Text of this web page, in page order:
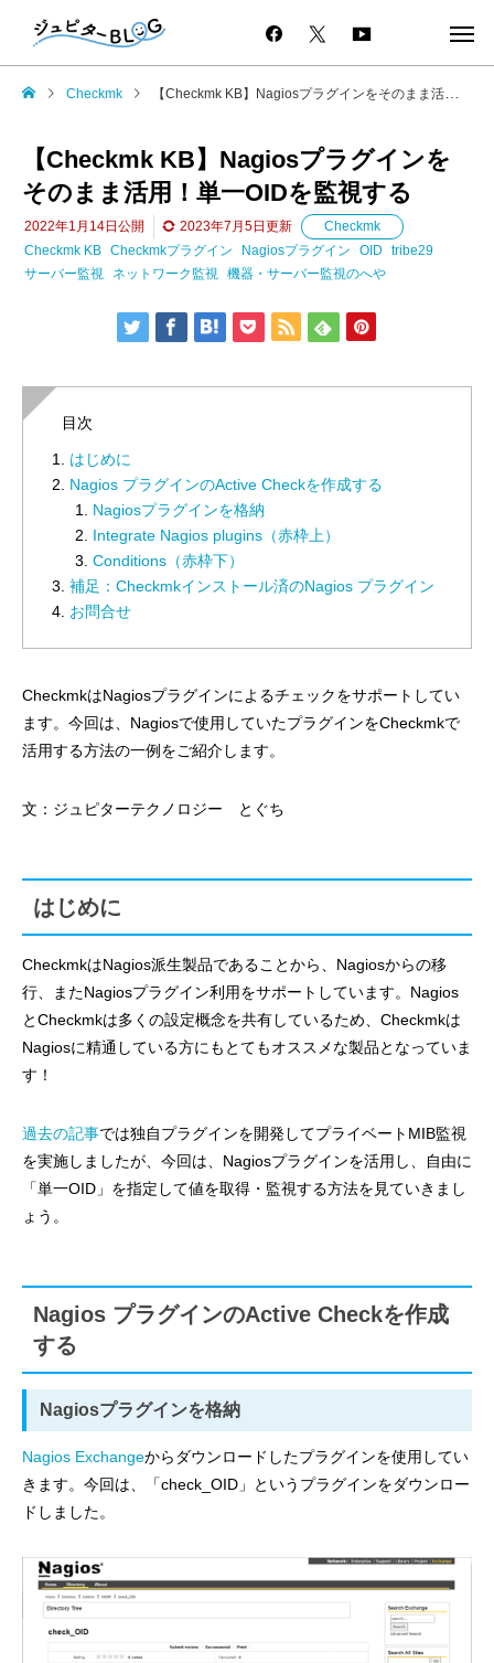
Checkmk 【Checkmk KB】Nagiosプラグインをそのまま活用！単一OIDを監視する
【Checkmk KB】Nagiosプラグインを
そのまま活用！単一OIDを監視する
2022年1月14日 公開 2023年7月5日 更新
Checkmk
Checkmk KB Checkmkプラグイン Nagiosプラグイン OID
tribe29
サーバー監視
ネットワーク監視 機器・サーバー監視のへや
目次
はじめに
Nagios プラグインのActive Checkを作成する
Nagiosプラグインを格納
Integrate Nagios plugins（赤枠上）
Conditions（赤枠下）
補足：Checkmkインストール済のNagios プラグイン
お問合せ
CheckmkはNagiosプラグインによるチェックをサポートしてい
ます。今回は、Nagiosで使用していたプラグインをCheckmkで
活用する方法の一例をご紹介します。
文：ジュピターテクノロジー とぐち
はじめに
CheckmkはNagios派生製品であることから、Nagiosからの移
行、またNagiosプラグイン利用をサポートしています。Nagios
とCheckmkは多くの設定概念を共有しているため、Checkmkは
Nagiosに精通している方にもとてもオススメな製品となっていま
す！
過去の記事では独自プラグインを開発してプライベートMIB監視
を実施しましたが、今回は、Nagiosプラグインを活用し、自由に
「単一OID」を指定して値を取得・監視する方法を見ていきまし
ょう。
Nagios プラグインのActive Checkを作成
する
Nagiosプラグインを格納
Nagios Exchangeからダウンロードしたプラグインを使用してい
きます。今回は、「check_OID」というプラグインをダウンロー
ドしました。